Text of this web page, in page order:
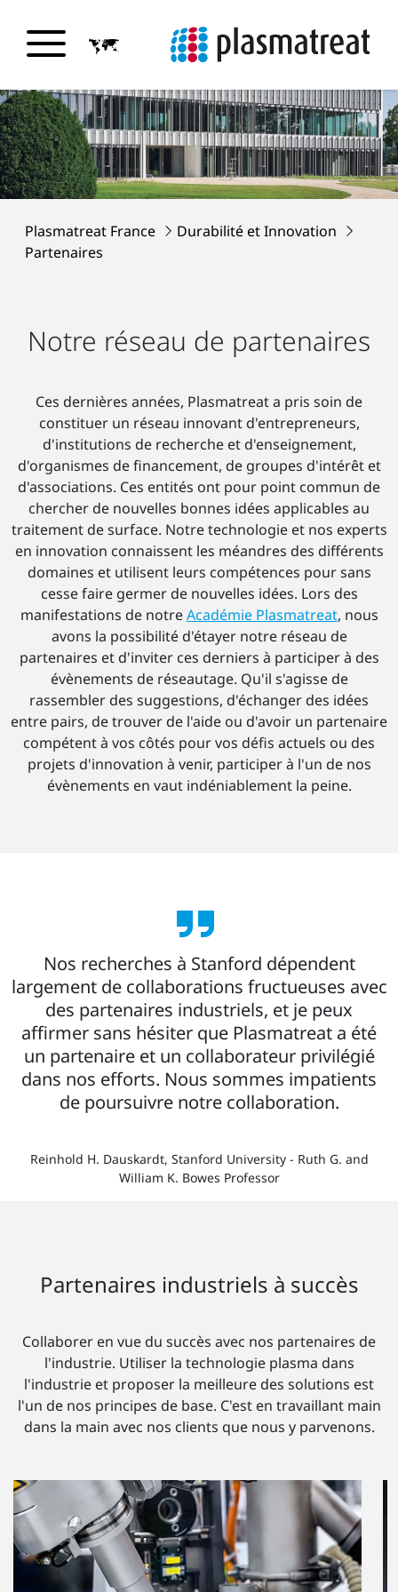
Plasmatreat France
Durabilité et Innovation
Partenaires
Notre réseau de partenaires
Ces dernières années, Plasmatreat a pris soin de
constituer un réseau innovant d'entrepreneurs,
d'institutions de recherche et d'enseignement,
d'organismes de financement, de groupes d'intérêt et
d'associations. Ces entités ont pour point commun de
chercher de nouvelles bonnes idées applicables au
traitement de surface. Notre technologie et nos experts
en innovation connaissent les méandres des différents
domaines et utilisent leurs compétences pour sans
cesse faire germer de nouvelles idées. Lors des
manifestations de notreAcadémie Plasmatreat, nous
avons la possibilité d'étayer notre réseau de
partenaires et d'inviter ces derniers à participer à des
évènements de réseautage. Qu'il s'agisse de
rassembler des suggestions, d'échanger des idées
entre pairs, de trouver de l'aide ou d'avoir un partenaire
compétent à vos côtés pour vos défis actuels ou des
projets d'innovation à venir, participer à l'un de nos
évènements en vaut indéniablement la peine.
Nos recherches à Stanford dépendent
largement de collaborations fructueuses avec
des partenaires industriels, et je peux
affirmer sans hésiter que Plasmatreat a été
un partenaire et un collaborateur privilégié
dans nos efforts. Nous sommes impatients
de poursuivre notre collaboration.
Reinhold H. Dauskardt, Stanford University - Ruth G. and
William K. Bowes Professor
Partenaires industriels à succès
Collaborer en vue du succès avec nos partenaires de
l'industrie. Utiliser la technologie plasma dans
l'industrie et proposer la meilleure des solutions est
l'un de nos principes de base. C'est en travaillant main
dans la main avec nos clients que nous y parvenons.